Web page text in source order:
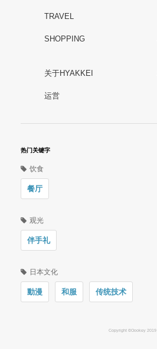
TRAVEL
SHOPPING
关于HYAKKEI
运営
热门关键字
饮食
餐厅
观光
伴手礼
日本文化
動漫 和服 传统技术
Copyright ©Oookey 2019